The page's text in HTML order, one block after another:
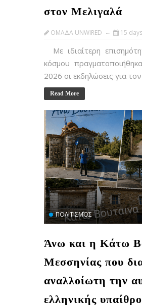
στον Μελιγαλά
OMAΔΑ UNWIRED 15
Με ιδιαίτερη
κόσμου
2026 οι εκδηλώσεις για
Read More
ΠΟΛΙΤΙΣΜΌΣ
Άνω και η Κάτω
Μεσσηνίας που
αναλλοίωτη την
ελληνικής